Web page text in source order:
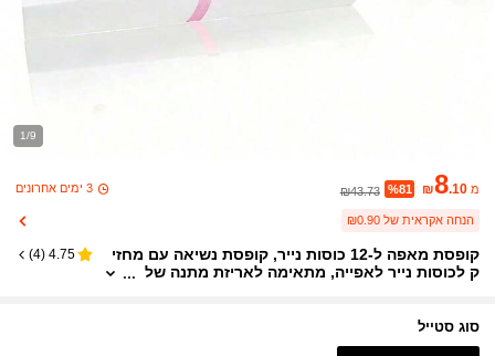
1/9
מ ₪8.10
%81
₪43.73 3 ימים אחרונים
הנחה אקראית של ₪0.90
קופסת מאפה ל-12 כוסות נייר, קופסת נשיאה עם מחזי
ק לכוסות נייר לאפייה, מתאימה לאריזת מתנה של
4.75
(
4
)
סוג סטייל